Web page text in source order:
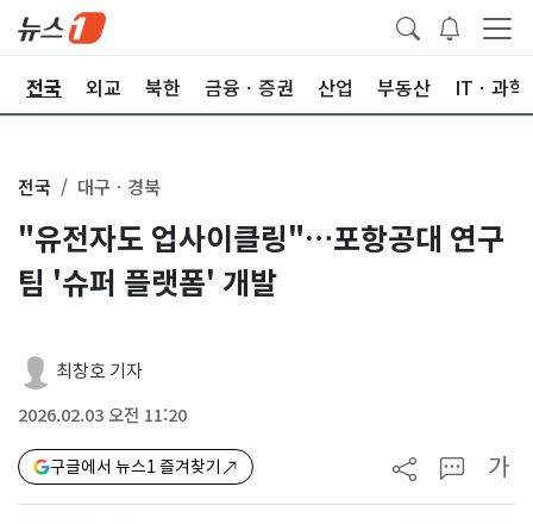
전국 외교 북한 금융ㆍ증권 산업 부동산 ITㆍ과학
전국 대구ㆍ경북
"유전자도 업사이클링"…포항공대 연구
팀 '슈퍼 플랫폼' 개발
최창호 기자
2026.02.03 오전 11:20
구글에서 뉴스1 즐겨찾기 가